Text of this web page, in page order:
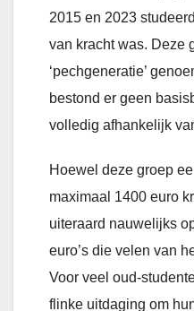
2015 en 2023
van kracht was. Deze
‘pechgeneratie’
bestond er geen
volledig afhankelijk
Hoewel deze groep
maximaal 1400 euro
uiteraard nauwelijks
euro’s die velen van
Voor veel oud-
flinke uitdaging om